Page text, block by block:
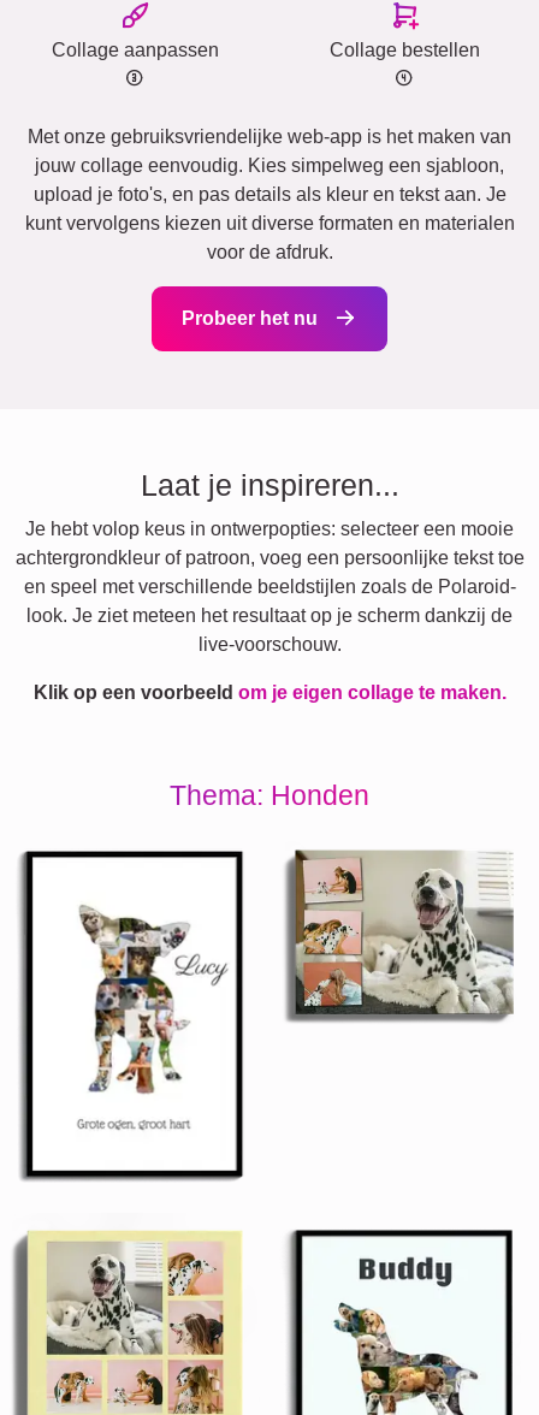
Collage aanpassen Collage bestellen
Met onze gebruiksvriendelijke web-app is het maken van
jouw collage eenvoudig. Kies simpelweg een sjabloon,
upload je foto's, en pas details als kleur en tekst aan. Je
kunt vervolgens kiezen uit diverse formaten en materialen
voor de afdruk.
Probeer het nu
Laat je inspireren...
Je hebt volop keus in ontwerpopties: selecteer een mooie
achtergrondkleur of patroon, voeg een persoonlijke tekst toe
en speel met verschillende beeldstijlen zoals de Polaroid-
look. Je ziet meteen het resultaat op je scherm dankzij de
live-voorschouw.
Klik op een voorbeeld om je eigen collage te maken.
Thema: Honden